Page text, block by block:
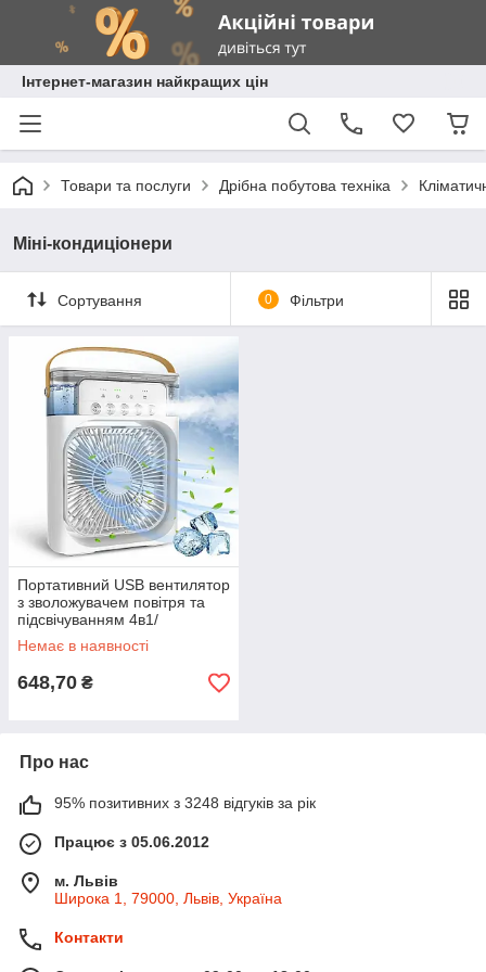
Інтернет-магазин найкращих цін
Товари та послуги Дрібна побутова техніка
Міні-кондиціонери
Сортування 0 Фільтри
Портативний USB вентилятор
з зволожувачем повітря та
підсвічуванням 4в1/
Портативний кондиціонер
(9418)
Немає в наявності
648,70 ₴
Про нас
95% позитивних з 3248 відгуків за рік
Працює з 05.06.2012
м. Львів
Широка 1, 79000, Львів, Україна
Контакти